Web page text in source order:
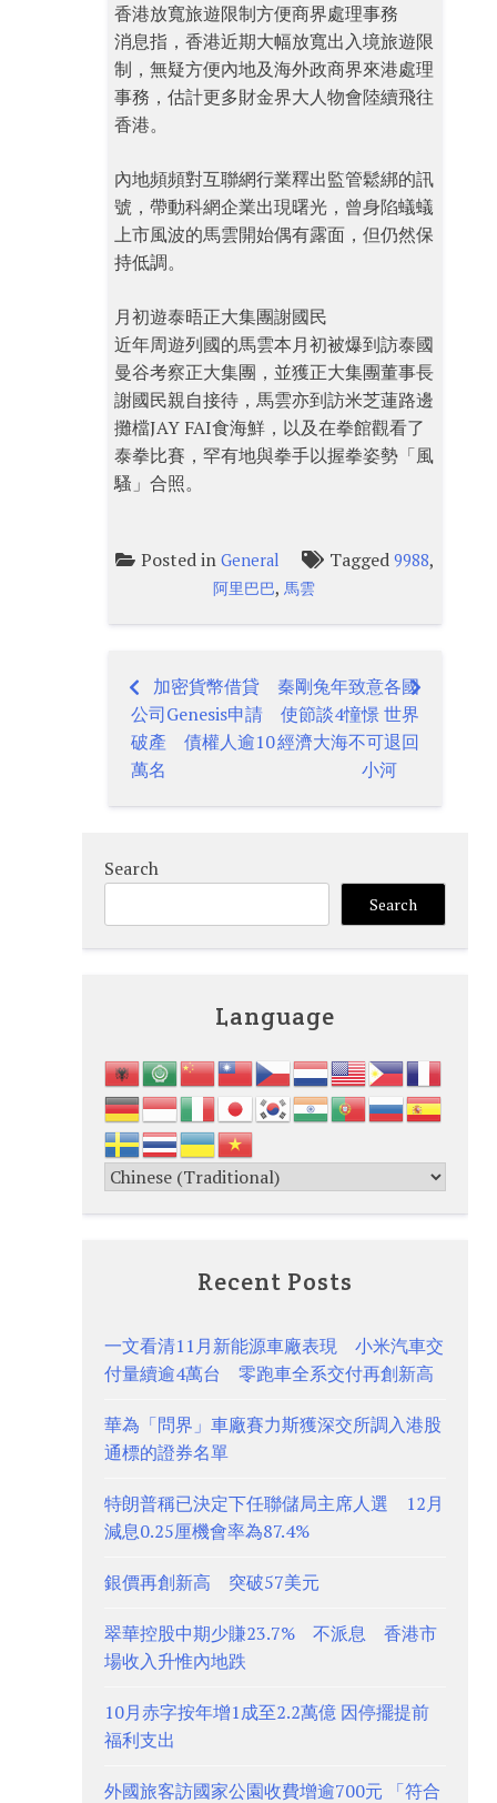
香港放寬旅遊限制方便商界處理事務
消息指，香港近期大幅放寬出入境旅遊限
制，無疑方便內地及海外政商界來港處理
事務，估計更多財金界大人物會陸續飛往
香港。
內地頻頻對互聯網行業釋出監管鬆綁的訊
號，帶動科網企業出現曙光，曾身陷蟻蟻
上市風波的馬雲開始偶有露面，但仍然保
持低調。
月初遊泰晤正大集團謝國民
近年周遊列國的馬雲本月初被爆到訪泰國
曼谷考察正大集團，並獲正大集團董事長
謝國民親自接待，馬雲亦到訪米芝蓮路邊
攤檔JAY FAI食海鮮，以及在拳館觀看了
泰拳比賽，罕有地與拳手以握拳姿勢「風
騷」合照。
Posted inGeneral Tagged9988,
阿里巴巴,馬雲
Post
navigation
加密貨幣借貸
公司Genesis申請
破產 債權人逾10
萬名
秦剛兔年致意各國
使節談4憧憬 世界
經濟大海不可退回
小河
Search
Search
Language
Recent Posts
一文看清11月新能源車廠表現 小米汽車交
付量續逾4萬台 零跑車全系交付再創新高
華為「問界」車廠賽力斯獲深交所調入港股
通標的證券名單
特朗普稱已決定下任聯儲局主席人選 12月
減息0.25厘機會率為87.4%
銀價再創新高 突破57美元
翠華控股中期少賺23.7% 不派息 香港市
場收入升惟內地跌
10月赤字按年增1成至2.2萬億 因停擺提前
福利支出
外國旅客訪國家公園收費增逾700元 「符合